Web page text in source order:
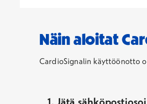
Näin aloitat
CardioSignalin käyttöönotto
1. Jätä